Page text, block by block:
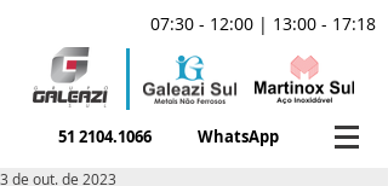
07:30 - 12:00 | 13:00 - 17:18
51 2104.1066 WhatsApp
3 de out. de 2023